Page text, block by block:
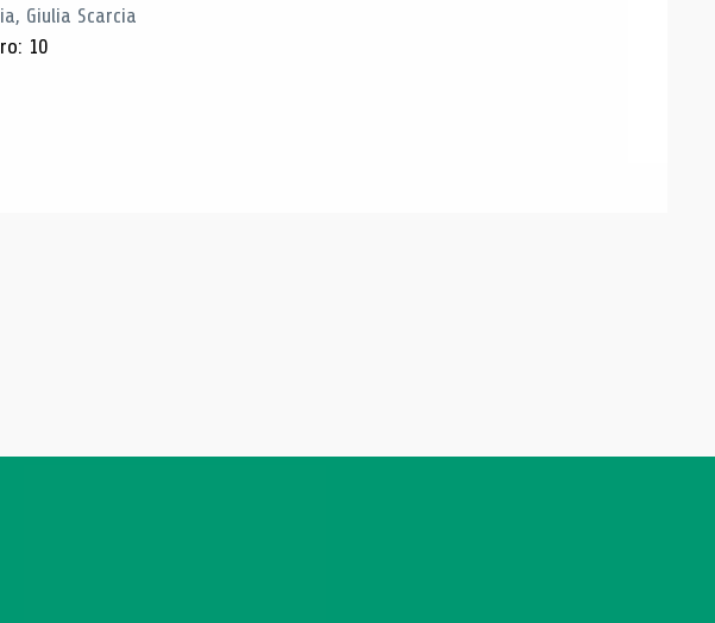
Giulia Scarcia
10